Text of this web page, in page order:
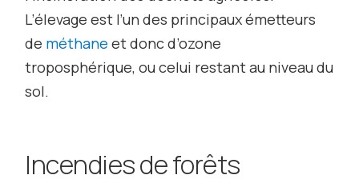
L’élevage est l’un des principaux émetteurs
de méthane et donc d’ozone
troposphérique, ou celui restant au niveau du
sol.
Incendies de forêts